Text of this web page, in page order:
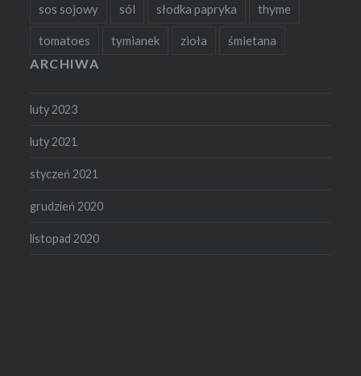
sos sojowy sól słodka papryka thyme
tomatoes tymianek zioła śmietana
ARCHIWA
luty 2023
luty 2021
styczeń 2021
grudzień 2020
listopad 2020